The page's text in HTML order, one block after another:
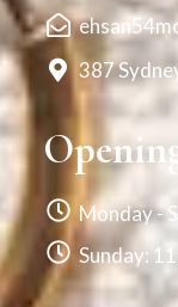
387
Monday -
Sunday: